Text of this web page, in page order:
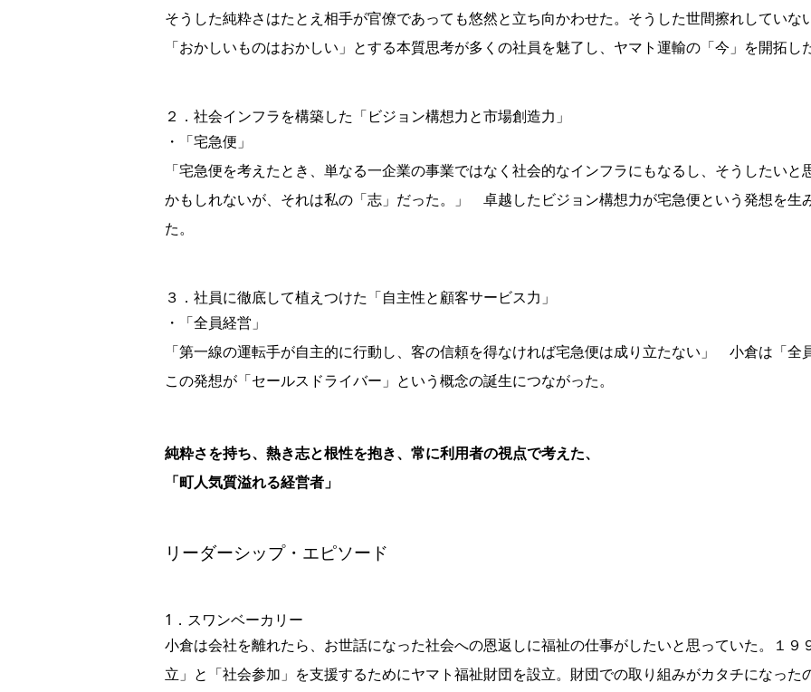
そうした純粋さはたとえ相手が官僚であっても悠然と立ち向かわせた。そうした世間擦れしていな
「おかしいものはおかしい」とする本質思考が多くの社員を魅了し、ヤマト運輸の「今」を開拓し
２．社会インフラを構築した「ビジョン構想力と市場創造力」
・「宅急便」
「宅急便を考えたとき、単なる一企業の事業ではなく社会的なインフラにもなるし、そうしたい
かもしれないが、それは私の「志」だった。」 卓越したビジョン構想力が宅急便という発想を生
た。
３．社員に徹底して植えつけた「自主性と顧客サービス力」
・「全員経営」
「第一線の運転手が自主的に行動し、客の信頼を得なければ宅急便は成り立たない」 小倉は「全
この発想が「セールスドライバー」という概念の誕生につながった。
純粋さを持ち、熱き志と根性を抱き、常に利用者の視点で考えた、
「町人気質溢れる経営者」
リーダーシップ・エピソード
1．スワンベーカリー
小倉は会社を離れたら、お世話になった社会への恩返しに福祉の仕事がしたいと思っていた。１
立」と「社会参加」を支援するためにヤマト福祉財団を設立。財団での取り組みがカタチになっ